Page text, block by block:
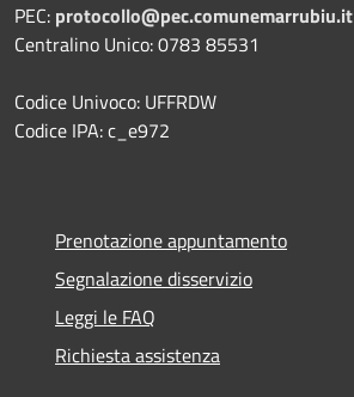
PEC: protocollo@pec.comunemarrubiu.it
Centralino Unico: 0783 85531
Codice Univoco: UFFRDW
Codice IPA: c_e972
Prenotazione appuntamento
Segnalazione disservizio
Leggi le FAQ
Richiesta assistenza